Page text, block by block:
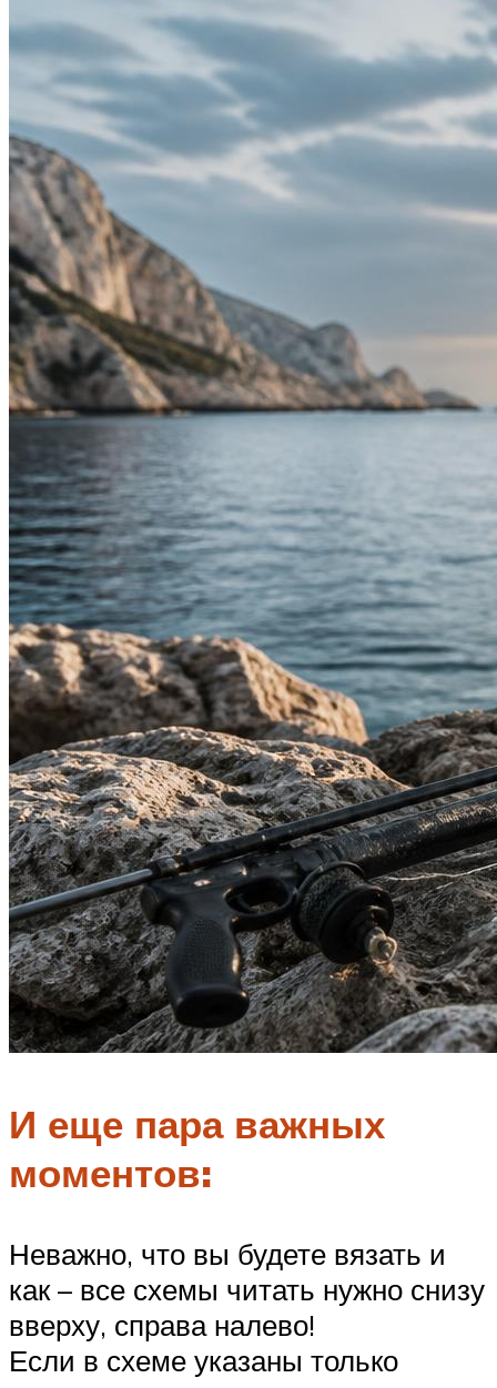
И еще пара важных
моментов:
Неважно, что вы будете вязать и
как – все схемы читать нужно снизу
вверху, справа налево!
Если в схеме указаны только